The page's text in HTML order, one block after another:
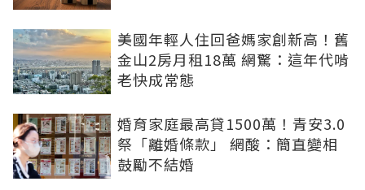
美國年輕人住回爸媽家創新高！舊
金山2房月租18萬 網驚：這年代啃
老快成常態
婚育家庭最高貸1500萬！青安3.0
祭「離婚條款」 網酸：簡直變相
鼓勵不結婚